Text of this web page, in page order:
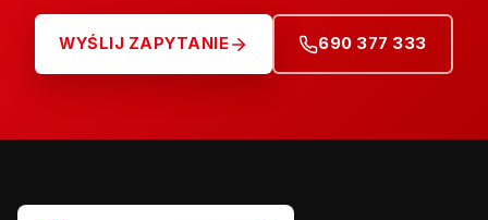
WYŚLIJ ZAPYTANIE 690 377 333